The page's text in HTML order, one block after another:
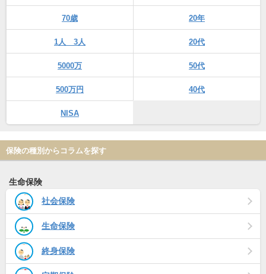
70歳 20年
1人 3人 20代
5000万 50代
500万円 40代
NISA
保険の種別からコラムを探す
生命保険
社会保険
生命保険
終身保険